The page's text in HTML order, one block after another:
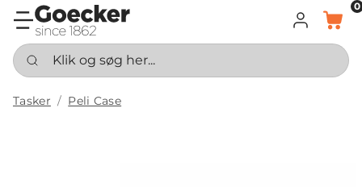
LOG INDKURV
0
Klik og søg her...
Tasker Peli Case